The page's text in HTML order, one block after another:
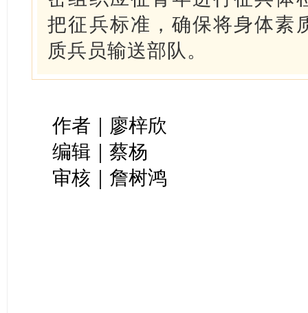
把征兵标准，确保将身体素
质兵员输送部队。
作者｜廖梓欣
编辑｜蔡杨
审核｜詹树鸿